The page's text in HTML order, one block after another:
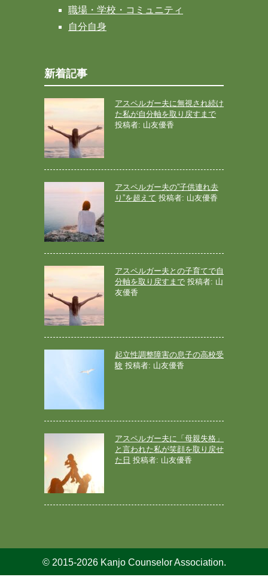
職場・学校・コミュニティ
自分自身
新着記事
アスペルガー夫に無視され続け
た私が自分軸を取り戻すまで
投稿者: 山友優香
アスペルガー夫の”子供連れ去
り”を超えて 投稿者: 山友優香
アスペルガー夫との子育てで自
分軸を取り戻すまで 投稿者: 山
友優香
起立性調整障害の息子の高校受
験 投稿者: 山友優香
アスペルガー夫に「母親失格」
と言われた私が笑顔を取り戻せ
た日 投稿者: 山友優香
© 2015-2026 Kanjo Counselor Association.